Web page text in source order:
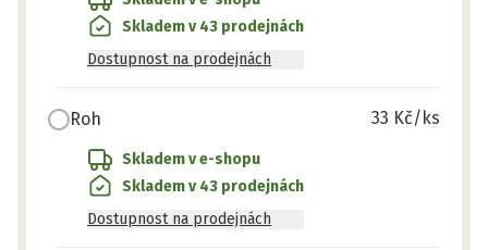
Skladem v 43 prodejnách
Dostupnost na prodejnách
Roh 33 Kč/ks
Skladem v e-shopu
Skladem v 43 prodejnách
Dostupnost na prodejnách